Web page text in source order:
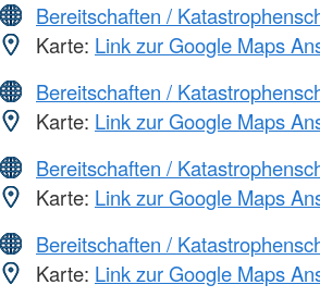
Bereitschaften /
Karte: Link zur Google Maps
Bereitschaften /
Karte: Link zur Google Maps
Bereitschaften /
Karte: Link zur Google Maps
Bereitschaften /
Karte: Link zur Google Maps